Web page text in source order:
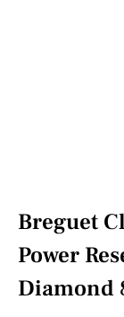
Breguet
Power
Diamond